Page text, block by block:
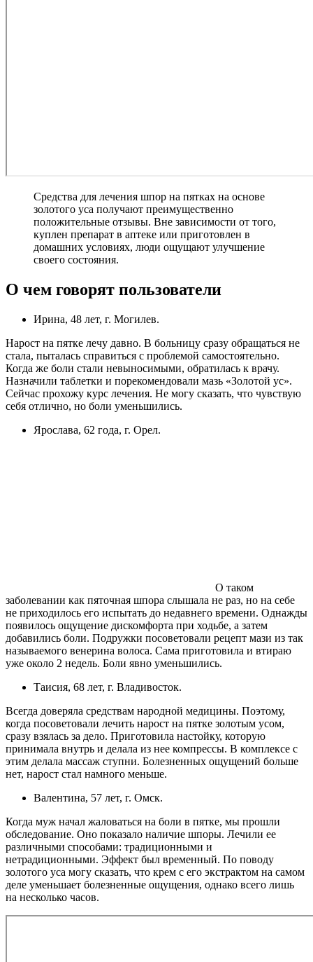
Средства для лечения шпор на пятках на основе
золотого уса получают преимущественно
положительные отзывы. Вне зависимости от того,
куплен препарат в аптеке или приготовлен в
домашних условиях, люди ощущают улучшение
своего состояния.
О чем говорят пользователи
Ирина, 48 лет, г. Могилев.
Нарост на пятке лечу давно. В больницу сразу обращаться не
стала, пыталась справиться с проблемой самостоятельно.
Когда же боли стали невыносимыми, обратилась к врачу.
Назначили таблетки и порекомендовали мазь «Золотой ус».
Сейчас прохожу курс лечения. Не могу сказать, что чувствую
себя отлично, но боли уменьшились.
Ярослава, 62 года, г. Орел.
О таком
заболевании как пяточная шпора слышала не раз, но на себе
не приходилось его испытать до недавнего времени. Однажды
появилось ощущение дискомфорта при ходьбе, а затем
добавились боли. Подружки посоветовали рецепт мази из так
называемого венерина волоса. Сама приготовила и втираю
уже около 2 недель. Боли явно уменьшились.
Таисия, 68 лет, г. Владивосток.
Всегда доверяла средствам народной медицины. Поэтому,
когда посоветовали лечить нарост на пятке золотым усом,
сразу взялась за дело. Приготовила настойку, которую
принимала внутрь и делала из нее компрессы. В комплексе с
этим делала массаж ступни. Болезненных ощущений больше
нет, нарост стал намного меньше.
Валентина, 57 лет, г. Омск.
Когда муж начал жаловаться на боли в пятке, мы прошли
обследование. Оно показало наличие шпоры. Лечили ее
различными способами: традиционными и
нетрадиционными. Эффект был временный. По поводу
золотого уса могу сказать, что крем с его экстрактом на самом
деле уменьшает болезненные ощущения, однако всего лишь
на несколько часов.